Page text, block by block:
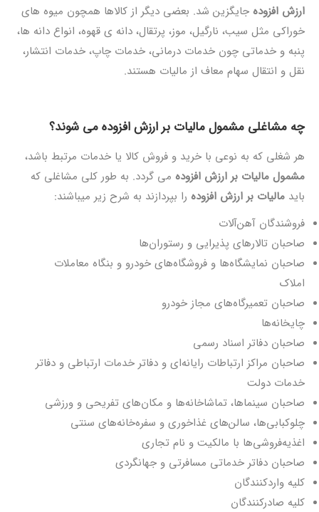
ارزش افزوده جایگزین شد. بعضی دیگر از کالاها همچون میوه های
خوراکی مثل سیب، نارگیل، موز، پرتقال، دانه ی قهوه، انواع دانه ها،
پنبه و خدماتی چون خدمات درمانی، خدمات چاپ، خدمات انتشار،
نقل و انتقال سهام معاف از مالیات هستند.
چه مشاغلی مشمول مالیات بر ارزش افزوده می شوند؟
هر شغلی که به نوعی با خرید و فروش کالا یا خدمات مرتبط باشد،
مشمول مالیات بر ارزش افزوده می گردد. به طور کلی مشاغلی که
باید مالیات بر ارزش افزوده را بپردازند به شرح زیر میباشند:
فروشندگان آهن‌آلات
صاحبان تالارهای پذیرایی و رستوران‌ها
صاحبان نمایشگاه‌ها و فروشگاه‌های خودرو و بنگاه معاملات
املاک
صاحبان تعمیرگاه‌های مجاز خودرو
چایخانه‌ها
صاحبان دفاتر اسناد رسمی
صاحبان مراکز ارتباطات رایانه‌ای و دفاتر خدمات ارتباطی و دفاتر
خدمات دولت
صاحبان سینماها، تماشاخانه‌ها و مکان‌های تفریحی و ورزشی
چلوکبابی‌ها، سالن‌های غذاخوری و سفره‌خانه‌های سنتی
اغذیه‌فروشی‌ها با مالکیت و نام تجاری
صاحبان دفاتر خدماتی مسافرتی و جهانگردی
کلیه واردکنندگان
کلیه صادرکنندگان